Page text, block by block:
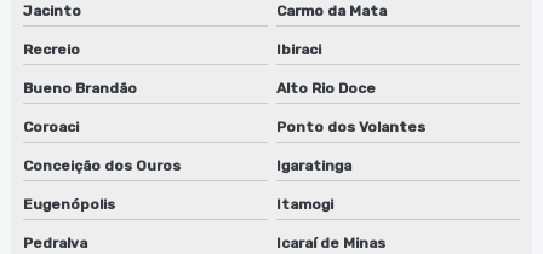
Jacinto Carmo da Mata
Recreio Ibiraci
Bueno Brandão Alto Rio Doce
Coroaci Ponto dos Volantes
Conceição dos Ouros Igaratinga
Eugenópolis Itamogi
Pedralva Icaraí de Minas